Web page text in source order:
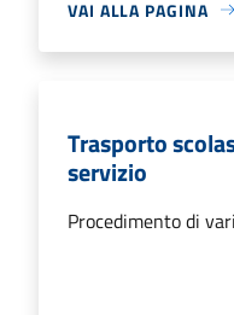
VAI ALLA PAGINA
Trasporto
servizio
Procedimento di